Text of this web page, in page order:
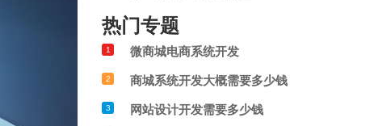
热门专题
1 微商城电商系统开发
2 商城系统开发大概需要多少钱
3 网站设计开发需要多少钱